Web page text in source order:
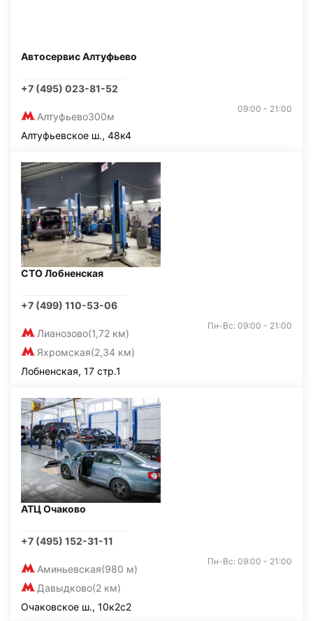
Автосервис Алтуфьево
+7 (495) 023-81-52
Алтуфьево300м
09:00 - 21:00
Алтуфьевское ш., 48к4
СТО Лобненская
+7 (499) 110-53-06
Лианозово(1,72 км)
Яхромская(2,34 км)
Пн-Вс: 09:00 - 21:00
Лобненская, 17 стр.1
АТЦ Очаково
+7 (495) 152-31-11
Аминьевская(980 м)
Давыдково(2 км)
Пн-Вс: 09:00 - 21:00
Очаковское ш., 10к2с2